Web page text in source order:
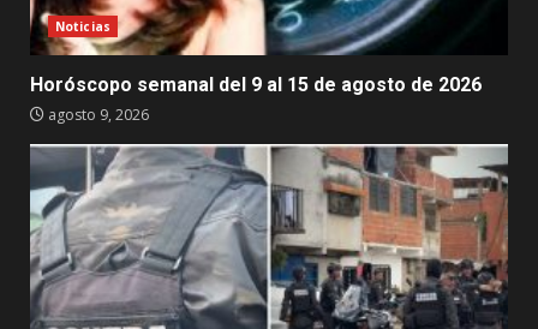
Noticias
Horóscopo semanal del 9 al 15 de agosto de 2026
agosto 9, 2026